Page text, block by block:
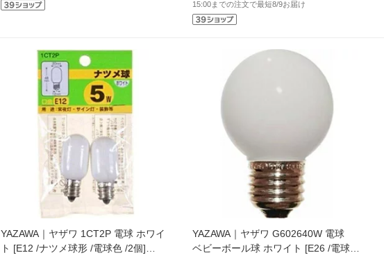
15:00までの注文で最短8/9お届け
YAZAWA｜ヤザワ 1CT2P 電球 ホワイ
ト [E12 /ナツメ球形 /電球色 /2個]
YAZAWA｜ヤザワ G602640W 電球
ベビーボール球 ホワイト [E26 /電球色